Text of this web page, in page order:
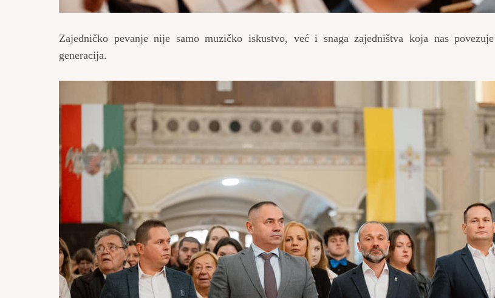
Zajedničko pevanje nije samo muzičko iskustvo, već i snaga zajedništva koja nas
generacija.